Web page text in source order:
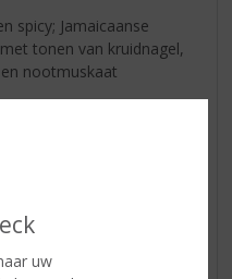
uw
spicy; Jamaicaanse
tonen van kruidnagel,
nootmuskaat